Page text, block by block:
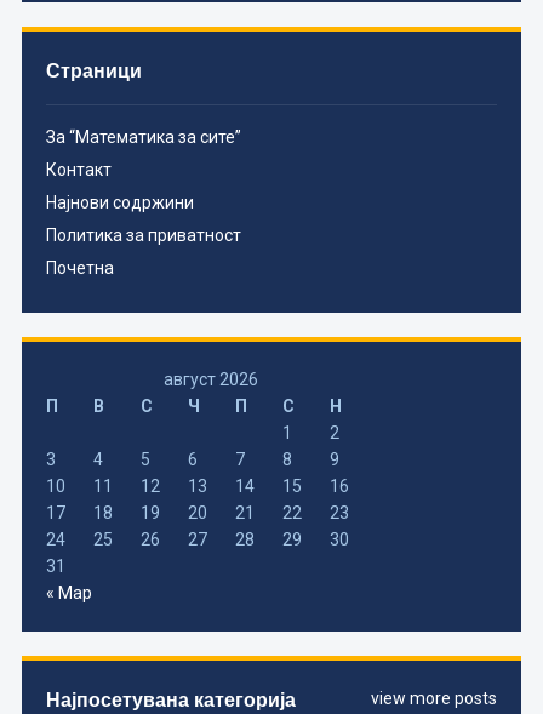
Страници
За “Математика за сите”
Контакт
Најнови содржини
Политика за приватност
Почетна
август 2026
П
В С Ч П С
Н
1
2
3
4 5 6 7 8
9
10
11 12 13 14 15
16
17
18 19 20 21 22
23
24
25 26 27 28 29
30
31
« Мар
view more posts
Најпосетувана категорија